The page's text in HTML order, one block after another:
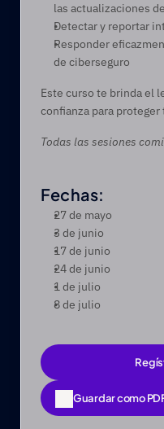
las actualizaciones
Detectar y reportar
Responder
de ciberseguro
Este curso te brinda el
confianza para proteger
Todas las sesiones
Fechas:
27 de mayo
3 de junio
17 de junio
24 de junio
1 de julio
8 de julio
Guardar como
Guardar como